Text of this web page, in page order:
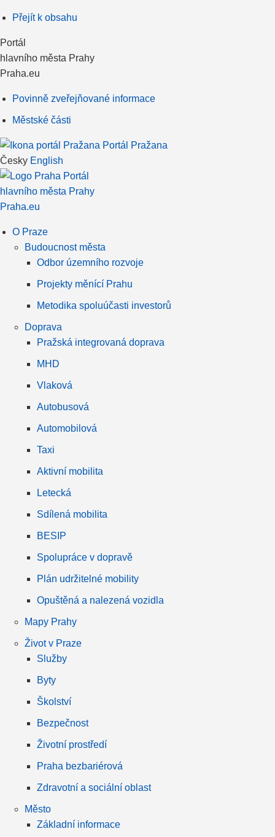
Přejít k obsahu
Portál
hlavního města Prahy
Praha.eu
Povinně zveřejňované informace
Městské části
Portál Pražana
Česky English
Portál
hlavního města Prahy
Praha.eu
O Praze
Budoucnost města
Odbor územního rozvoje
Projekty měnící Prahu
Metodika spoluúčasti investorů
Doprava
Pražská integrovaná doprava
MHD
Vlaková
Autobusová
Automobilová
Taxi
Aktivní mobilita
Letecká
Sdílená mobilita
BESIP
Spolupráce v dopravě
Plán udržitelné mobility
Opuštěná a nalezená vozidla
Mapy Prahy
Život v Praze
Služby
Byty
Školství
Bezpečnost
Životní prostředí
Praha bezbariérová
Zdravotní a sociální oblast
Město
Základní informace